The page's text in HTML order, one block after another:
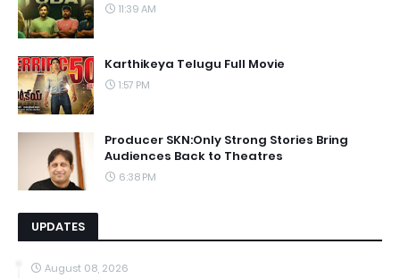
11:39 AM
Karthikeya Telugu Full Movie
1:57 PM
Producer SKN:Only Strong Stories Bring
Audiences Back to Theatres
6:38 PM
UPDATES
August 08, 2026